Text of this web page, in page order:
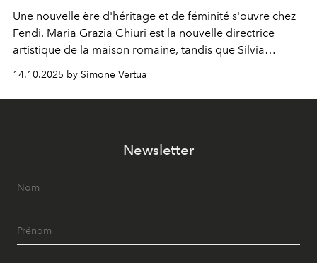
Une nouvelle ère d'héritage et de féminité s'ouvre chez
Fendi. Maria Grazia Chiuri est la nouvelle directrice
artistique de la maison romaine, tandis que Silvia
14.10.2025 by Simone Vertua
Newsletter